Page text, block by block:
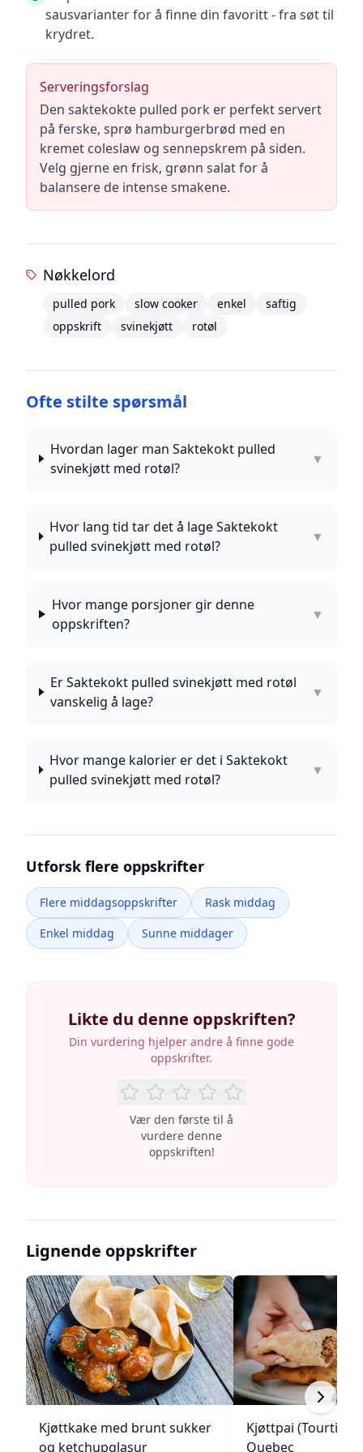
sausvarianter for å finne din favoritt - fra søt til
krydret.
Serveringsforslag
Den saktekokte pulled pork er perfekt servert
på ferske, sprø hamburgerbrød med en
kremet coleslaw og sennepskrem på siden.
Velg gjerne en frisk, grønn salat for å
balansere de intense smakene.
Nøkkelord
pulled pork slow cooker enkel
saftig
oppskrift
svinekjøtt rotøl
Ofte stilte spørsmål
Hvordan lager man Saktekokt pulled
svinekjøtt med rotøl?
▼
Hvor lang tid tar det å lage Saktekokt
pulled svinekjøtt med rotøl?
▼
Hvor mange porsjoner gir denne
oppskriften?
▼
Er Saktekokt pulled svinekjøtt med rotøl
vanskelig å lage?
▼
Hvor mange kalorier er det i Saktekokt
pulled svinekjøtt med rotøl?
▼
Utforsk flere oppskrifter
Flere middagsoppskrifter
Rask middag
Enkel middag
Sunne middager
Likte du denne oppskriften?
Din vurdering hjelper andre å finne gode
oppskrifter.
Vær den første til å
vurdere denne
oppskriften!
Lignende oppskrifter
Kjøttkake med brunt sukker
og ketchupglasur
Kjøttpai
Quebec